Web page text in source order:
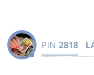
PIN 2818